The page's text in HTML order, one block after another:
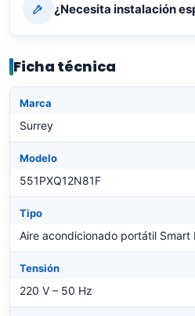
¿Necesita instalación
Ficha técnica
Marca
Surrey
Modelo
551PXQ12N81F
Tipo
Aire acondicionado portátil Smart
Tensión
220 V – 50 Hz